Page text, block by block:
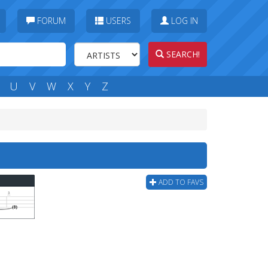
FORUM USERS LOG IN
SEARCH!
U V W X Y Z
ADD TO FAVS